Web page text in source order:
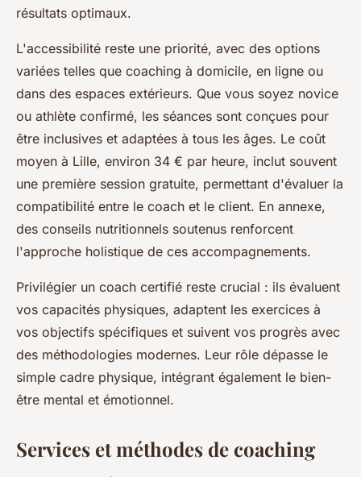
résultats optimaux.
L'accessibilité reste une priorité, avec des options
variées telles que coaching à domicile, en ligne ou
dans des espaces extérieurs. Que vous soyez novice
ou athlète confirmé, les séances sont conçues pour
être inclusives et adaptées à tous les âges. Le coût
moyen à Lille, environ 34 € par heure, inclut souvent
une première session gratuite, permettant d'évaluer la
compatibilité entre le coach et le client. En annexe,
des conseils nutritionnels soutenus renforcent
l'approche holistique de ces accompagnements.
Privilégier un coach certifié reste crucial : ils évaluent
vos capacités physiques, adaptent les exercices à
vos objectifs spécifiques et suivent vos progrès avec
des méthodologies modernes. Leur rôle dépasse le
simple cadre physique, intégrant également le bien-
être mental et émotionnel.
Services et méthodes de coaching